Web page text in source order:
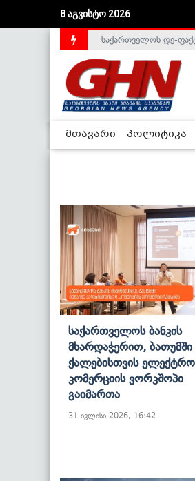
8 აგვისტო 2026
საქართველოს დე-
მთავარი პოლიტიკა
Საქართველოს Ბანკის
Მხარდაჭერით, Ბათუმში
Ქალებისთვის
Კომერციის Ვორკშოპი
Გაიმართა
31 ივლისი 2026, 16:42